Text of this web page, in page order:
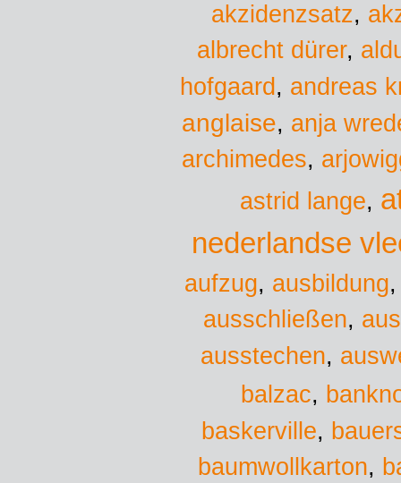
akzidenzsatz,
albrecht dürer,
hofgaard , andreas
anglaise, anja
archimedes,
astrid lange,
nederlandse
aufzug, ausbildung
ausschließen,
ausstechen,
balzac,
baskerville,
baumwollkarton,